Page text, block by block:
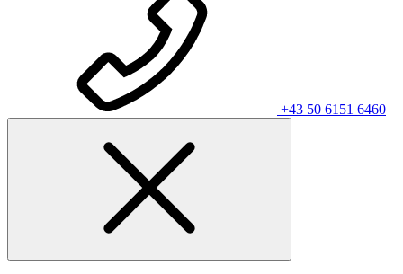
+43 50 6151 6460